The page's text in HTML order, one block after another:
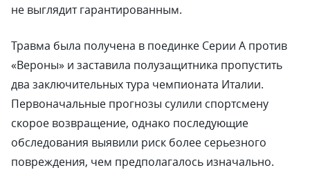
не выглядит гарантированным.
Травма была получена в поединке Серии А против
«Вероны» и заставила полузащитника пропустить
два заключительных тура чемпионата Италии.
Первоначальные прогнозы сулили спортсмену
скорое возвращение, однако последующие
обследования выявили риск более серьезного
повреждения, чем предполагалось изначально.